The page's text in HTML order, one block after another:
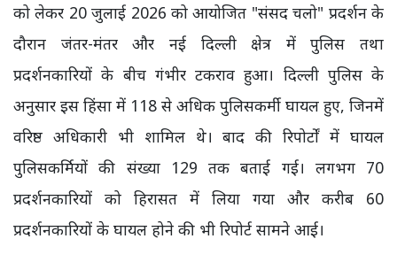
को लेकर 20 जुलाई 2026 को आयोजित "संसद चलो" प्रदर्शन के
दौरान जंतर-मंतर और नई दिल्ली क्षेत्र में पुलिस तथा
प्रदर्शनकारियों के बीच गंभीर टकराव हुआ। दिल्ली पुलिस के
अनुसार इस हिंसा में 118 से अधिक पुलिसकर्मी घायल हुए, जिनमें
वरिष्ठ अधिकारी भी शामिल थे। बाद की रिपोर्टों में घायल
पुलिसकर्मियों की संख्या 129 तक बताई गई। लगभग 70
प्रदर्शनकारियों को हिरासत में लिया गया और करीब 60
प्रदर्शनकारियों के घायल होने की भी रिपोर्ट सामने आई।